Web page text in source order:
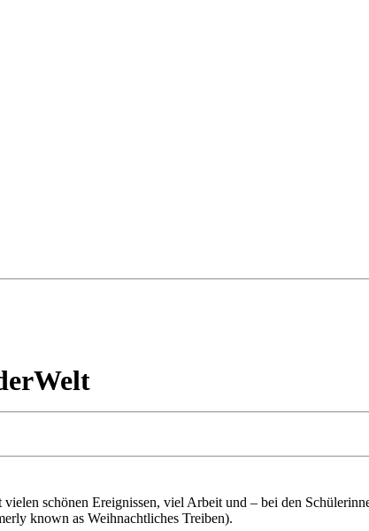
schönen Ereignissen, viel Arbeit und – bei den
known as Weihnachtliches Treiben).